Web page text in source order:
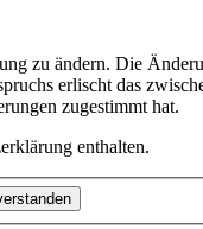
zu ändern. Die
erlischt das
zugestimmt hat.
enthalten.